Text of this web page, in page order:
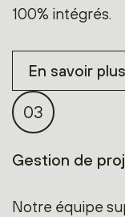
100% intégrés.
En savoir plus
03
Gestion de
Notre équipe